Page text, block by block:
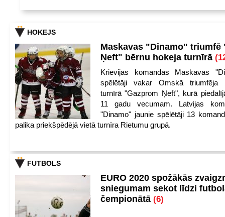
HOKEJS
Maskavas "Dinamo" triumfē
Ņeft" bērnu hokeja turnīrā
Krievijas komandas Maskavas
spēlētāji vakar Omskā triumfēja
turnīrā "Gazprom Ņeft", kurā
11 gadu vecumam. Latvijas
"Dinamo" jaunie spēlētāji 13
palika priekšpēdējā vietā turnīra Rietumu grupā.
FUTBOLS
EURO 2020 spožākās
sniegumam sekot līdzi
čempionātā (6)